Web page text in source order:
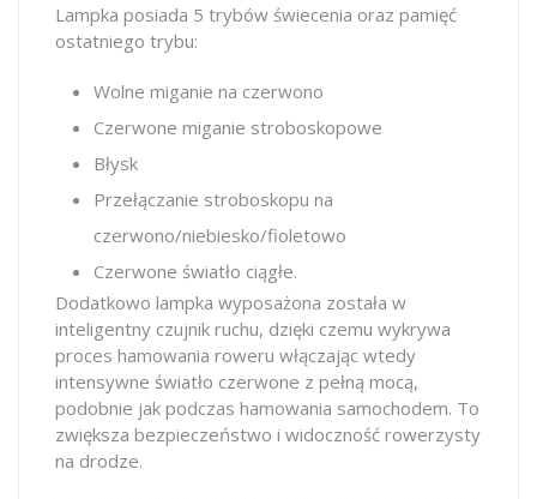
Lampka posiada 5 trybów świecenia oraz pamięć
ostatniego trybu:
Wolne miganie na czerwono
Czerwone miganie stroboskopowe
Błysk
Przełączanie stroboskopu na
czerwono/niebiesko/fioletowo
Czerwone światło ciągłe.
Dodatkowo lampka wyposażona została w
inteligentny czujnik ruchu, dzięki czemu wykrywa
proces hamowania roweru włączając wtedy
intensywne światło czerwone z pełną mocą,
podobnie jak podczas hamowania samochodem. To
zwiększa bezpieczeństwo i widoczność rowerzysty
na drodze.